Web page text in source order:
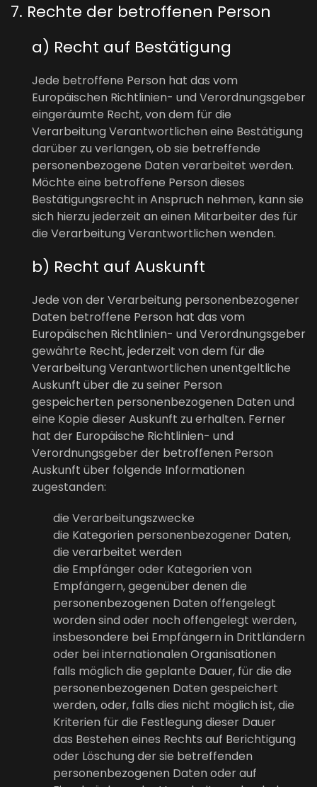
7. Rechte der betroffenen Person
a) Recht auf Bestätigung
Jede betroffene Person hat das vom
Europäischen Richtlinien- und Verordnungsgeber
eingeräumte Recht, von dem für die
Verarbeitung Verantwortlichen eine Bestätigung
darüber zu verlangen, ob sie betreffende
personenbezogene Daten verarbeitet werden.
Möchte eine betroffene Person dieses
Bestätigungsrecht in Anspruch nehmen, kann sie
sich hierzu jederzeit an einen Mitarbeiter des für
die Verarbeitung Verantwortlichen wenden.
b) Recht auf Auskunft
Jede von der Verarbeitung personenbezogener
Daten betroffene Person hat das vom
Europäischen Richtlinien- und Verordnungsgeber
gewährte Recht, jederzeit von dem für die
Verarbeitung Verantwortlichen unentgeltliche
Auskunft über die zu seiner Person
gespeicherten personenbezogenen Daten und
eine Kopie dieser Auskunft zu erhalten. Ferner
hat der Europäische Richtlinien- und
Verordnungsgeber der betroffenen Person
Auskunft über folgende Informationen
zugestanden:
die Verarbeitungszwecke
die Kategorien personenbezogener Daten,
die verarbeitet werden
die Empfänger oder Kategorien von
Empfängern, gegenüber denen die
personenbezogenen Daten offengelegt
worden sind oder noch offengelegt werden,
insbesondere bei Empfängern in Drittländern
oder bei internationalen Organisationen
falls möglich die geplante Dauer, für die die
personenbezogenen Daten gespeichert
werden, oder, falls dies nicht möglich ist, die
Kriterien für die Festlegung dieser Dauer
das Bestehen eines Rechts auf Berichtigung
oder Löschung der sie betreffenden
personenbezogenen Daten oder auf